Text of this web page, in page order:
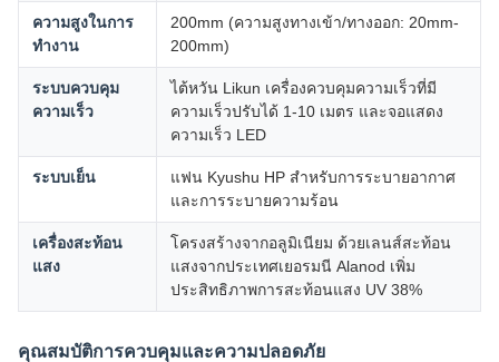
ความสูงในการ
ทํางาน
200mm (ความสูงทางเข้า/ทางออก: 20mm-
200mm)
ระบบควบคุม
ความเร็ว
ไต้หวัน Likun เครื่องควบคุมความเร็วที่มี
ความเร็วปรับได้ 1-10 เมตร และจอแสดง
ความเร็ว LED
ระบบเย็น
แฟน Kyushu HP สําหรับการระบายอากาศ
และการระบายความร้อน
เครื่องสะท้อน
แสง
โครงสร้างจากอลูมิเนียม ด้วยเลนส์สะท้อน
แสงจากประเทศเยอรมนี Alanod เพิ่ม
ประสิทธิภาพการสะท้อนแสง UV 38%
คุณสมบัติการควบคุมและความปลอดภัย